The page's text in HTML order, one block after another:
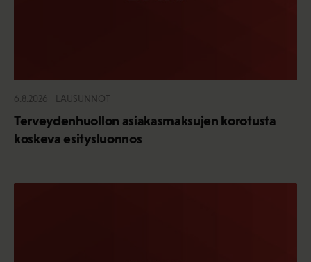
6.8.2026 LAUSUNNOT
Terveydenhuollon asiakasmaksujen korotusta
koskeva esitysluonnos